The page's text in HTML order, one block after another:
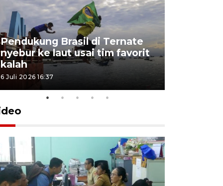
Pendukung Brasil di Ternate
nyebur ke laut usai tim favorit
kalah
6 Juli 2026 16:37